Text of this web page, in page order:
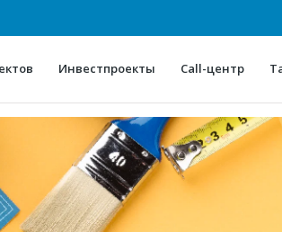
Инвестпроекты Call-центр
О проекте
Конкурентные